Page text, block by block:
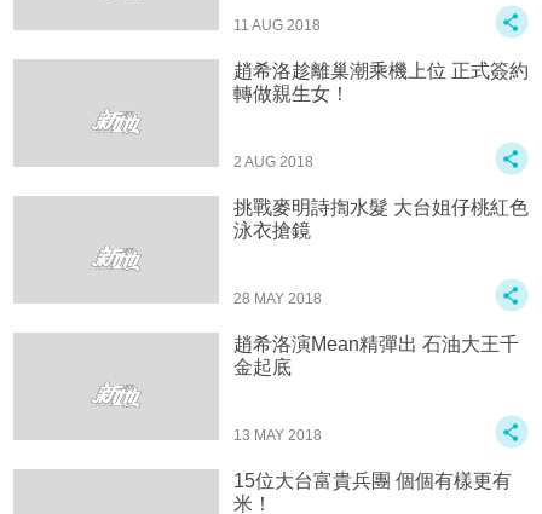
11 AUG 2018
趙希洛趁離巢潮乘機上位 正式簽約
轉做親生女！
2 AUG 2018
挑戰麥明詩揈水髮 大台姐仔桃紅色
泳衣搶鏡
28 MAY 2018
趙希洛演Mean精彈出 石油大王千
金起底
13 MAY 2018
15位大台富貴兵團 個個有樣更有
米！